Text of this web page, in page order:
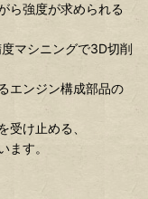
ら強度が求められる
マシニングで3D切削
エンジン構成部品の
受け止める、
ます。